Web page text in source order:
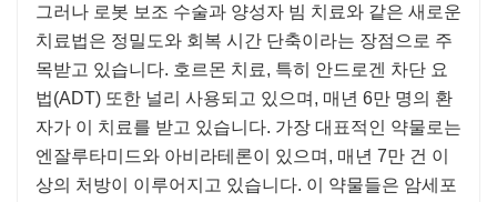
그러나 로봇 보조 수술과 양성자 빔 치료와 같은 새로운
치료법은 정밀도와 회복 시간 단축이라는 장점으로 주
목받고 있습니다. 호르몬 치료, 특히 안드로겐 차단 요
법(ADT) 또한 널리 사용되고 있으며, 매년 6만 명의 환
자가 이 치료를 받고 있습니다. 가장 대표적인 약물로는
엔잘루타미드와 아비라테론이 있으며, 매년 7만 건 이
상의 처방이 이루어지고 있습니다. 이 약물들은 암세포